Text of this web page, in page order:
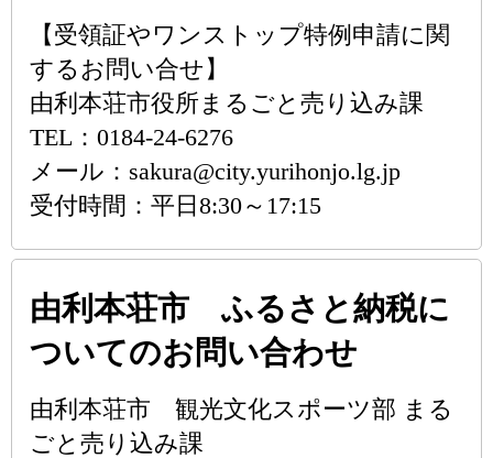
【受領証やワンストップ特例申請に関
するお問い合せ】
由利本荘市役所まるごと売り込み課
TEL：0184-24-6276
メール：sakura@city.yurihonjo.lg.jp
受付時間：平日8:30～17:15
由利本荘市 ふるさと納税に
ついてのお問い合わせ
由利本荘市 観光文化スポーツ部 まる
ごと売り込み課